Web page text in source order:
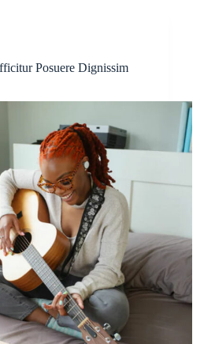
Posuere Dignissim